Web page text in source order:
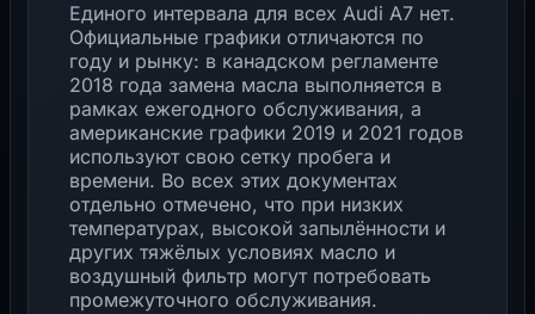
Единого интервала для всех Audi A7 нет.
Официальные графики отличаются по
году и рынку: в канадском регламенте
2018 года замена масла выполняется в
рамках ежегодного обслуживания, а
американские графики 2019 и 2021 годов
используют свою сетку пробега и
времени. Во всех этих документах
отдельно отмечено, что при низких
температурах, высокой запылённости и
других тяжёлых условиях масло и
воздушный фильтр могут потребовать
промежуточного обслуживания.